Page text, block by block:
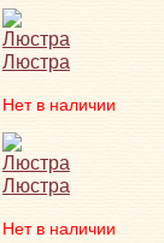
Люстра
Нет в наличии
Люстра
Нет в наличии